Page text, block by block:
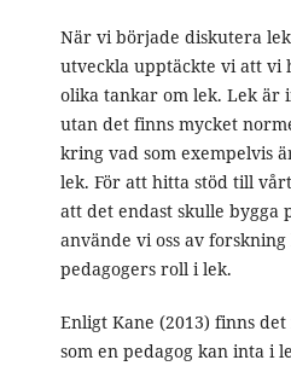
När vi började diskutera
utveckla upptäckte vi att vi
olika tankar om lek. Lek är
utan det finns mycket
kring vad som exempelvis
lek. För att hitta stöd till
att det endast skulle
använde vi oss av
pedagogers roll i lek.
Enligt Kane (2013) finns
som en pedagog kan inta i